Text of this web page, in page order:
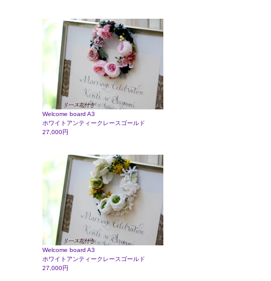
Welcome board A3
ホワイトアンティークレースゴールド
27,000円
Welcome board A3
ホワイトアンティークレースゴールド
27,000円